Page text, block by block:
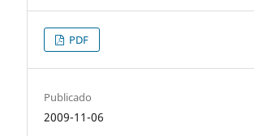
PDF
Publicado
2009-11-06